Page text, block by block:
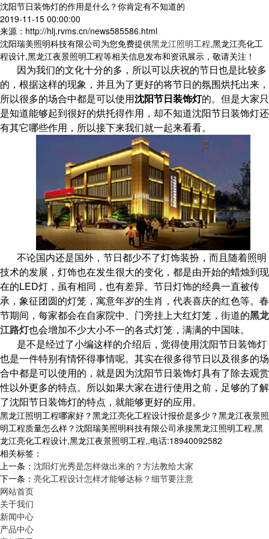
沈阳节日装饰灯的作用是什么？你肯定有不知道的
2019-11-15 00:00:00
来源：http://hlj.rvms.cn/news585586.html
沈阳瑞美照明科技有限公司为您免费提供黑龙江照明工程,黑龙江亮化工
程设计,黑龙江夜景照明工程等相关信息发布和资讯展示，敬请关注！
因为我们的文化十分的多，所以可以庆祝的节日也是比较多
的，根据这样的现象，并且为了更好的将节日的氛围烘托出来，
所以很多的场合中都是可以使用沈阳节日装饰灯的。但是大家只
是知道能够起到很好的烘托得作用，却不知道沈阳节日装饰灯还
有其它哪些作用，所以接下来我们就一起来看看。
不论国内还是国外，节日都少不了灯饰装扮，而且随着照明
技术的发展，灯饰也在发生很大的变化，都是由开始的蜡烛到现
在的LED灯，虽有相同，也有差异。节日灯饰的经典一直被传
承，象征团圆的灯笼，寓意年岁的生肖，代表喜庆的红色等。春
节期间，每家都会在自家院中、门旁挂上大红灯笼，街道的黑龙
江路灯也会增加不少大小不一的各式灯笼，满满的中国味。
是不是经过了小编这样的介绍后，觉得使用沈阳节日装饰灯
也是一件特别有情怀得事情呢。其实在很多得节日以及很多的场
合中都是可以使用的，就是因为沈阳节日装饰灯具有了除去观赏
性以外更多的特点。所以如果大家在进行使用之前，足够的了解
了沈阳节日装饰灯的特点，就能够更好的应用。
黑龙江照明工程哪家好？黑龙江亮化工程设计报价是多少？黑龙江夜景照
明工程质量怎么样？沈阳瑞美照明科技有限公司承接黑龙江照明工程,黑
龙江亮化工程设计,黑龙江夜景照明工程,,电话:18940092582
相关标签：
上一条： 沈阳灯光秀是怎样做出来的？方法教给大家
下一条： 亮化工程设计怎样才能够达标？细节要注意
网站首页
关于我们
新闻中心
产品中心